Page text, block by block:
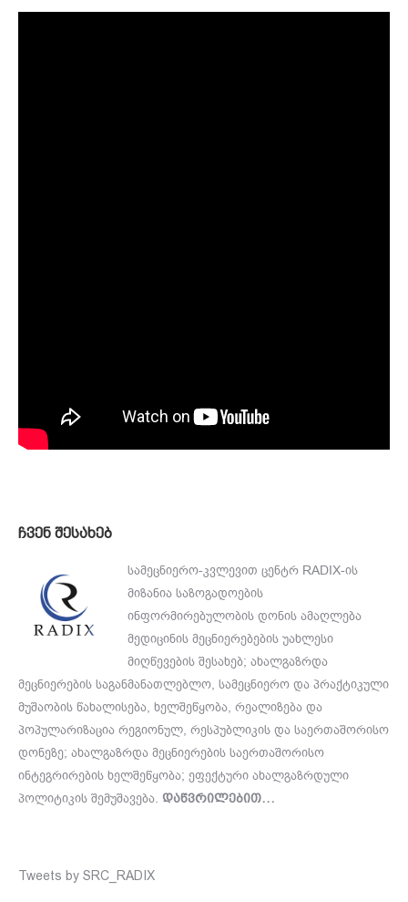
ჩვენ შესახებ
სამეცნიერო-კვლევით ცენტრ RADIX-ის
მიზანია საზოგადოების
ინფორმირებულობის დონის ამაღლება
მედიცინის მეცნიერებების უახლესი
მიღწევების შესახებ; ახალგაზრდა
მეცნიერების საგანმანათლებლო, სამეცნიერო და პრაქტიკული
მუშაობის წახალისება, ხელშეწყობა, რეალიზება და
პოპულარიზაცია რეგიონულ, რესპუბლიკის და საერთაშორისო
დონეზე; ახალგაზრდა მეცნიერების საერთაშორისო
ინტეგრირების ხელშეწყობა; ეფექტური ახალგაზრდული
პოლიტიკის შემუშავება. დაწვრილებით…
Tweets by SRC_RADIX